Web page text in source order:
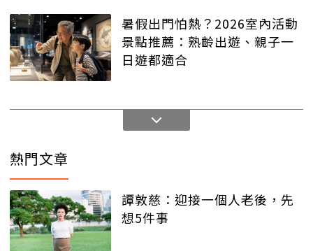
暑假出門怕熱？2026室內活動
景點推薦：熟齡出遊、親子一
日遊都適合
熱門文章
譚敦慈：迎接一個人老後，先
想5件事